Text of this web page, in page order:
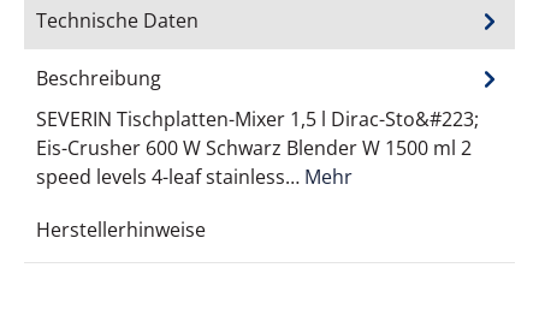
Technische Daten
Beschreibung
SEVERIN Tischplatten-Mixer 1,5 l Dirac-Sto&#223;
Eis-Crusher 600 W Schwarz Blender W 1500 ml 2
speed levels 4-leaf stainless… Mehr
Herstellerhinweise